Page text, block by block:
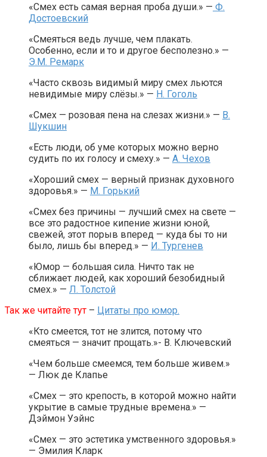
«Смех есть самая верная проба души.» — Ф.
Достоевский
«Смеяться ведь лучше, чем плакать.
Особенно, если и то и другое бесполезно.» —
Э.М. Ремарк
«Часто сквозь видимый миру смех льются
невидимые миру слёзы.» — Н. Гоголь
«Смех — розовая пена на слезах жизни.» — В.
Шукшин
«Есть люди, об уме которых можно верно
судить по их голосу и смеху.» — А. Чехов
«Хороший смех — верный признак духовного
здоровья.» — М. Горький
«Смех без причины — лучший смех на свете —
все это радостное кипение жизни юной,
свежей, этот порыв вперед — куда бы то ни
было, лишь бы вперед.» — И. Тургенев
«Юмор — большая сила. Ничто так не
сближает людей, как хороший безобидный
смех.» — Л. Толстой
Так же читайте тут – Цитаты про юмор.
«Кто смеется, тот не злится, потому что
смеяться — значит прощать.»- В. Ключевский
«Чем больше смеемся, тем больше живем.»
— Люк де Клапье
«Смех — это крепость, в которой можно найти
укрытие в самые трудные времена.» —
Дэймон Уэйнс
«Смех — это эстетика умственного здоровья.»
— Эмилия Кларк